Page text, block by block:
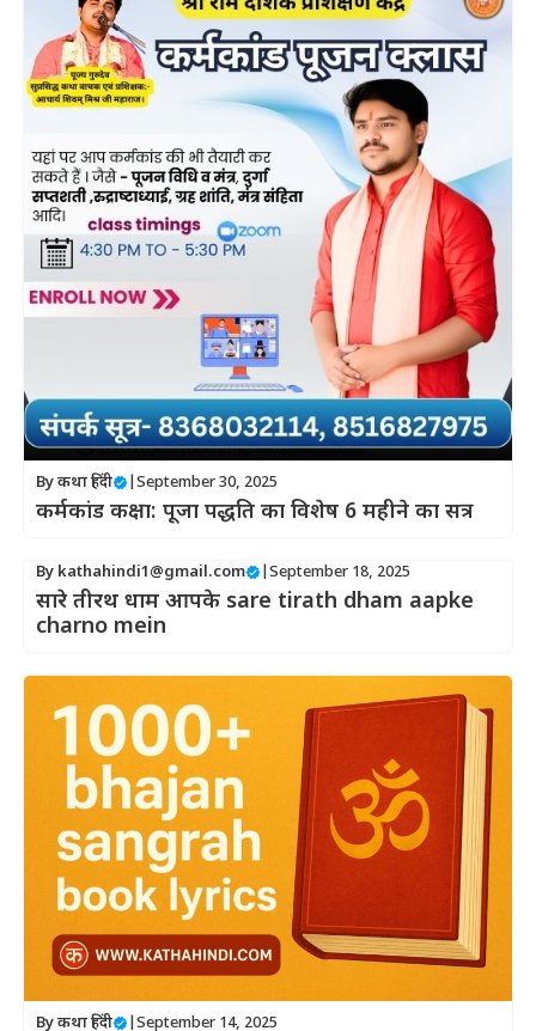
Byकथा हिंदी September 30, 2025
कर्मकांड कक्षा: पूजा पद्धति का विशेष 6 महीने का सत्र
By kathahindi1@gmail.com September 18, 2025
सारे तीरथ धाम आपके sare tirath dham aapke
charno mein
Byकथा हिंदी September 14, 2025